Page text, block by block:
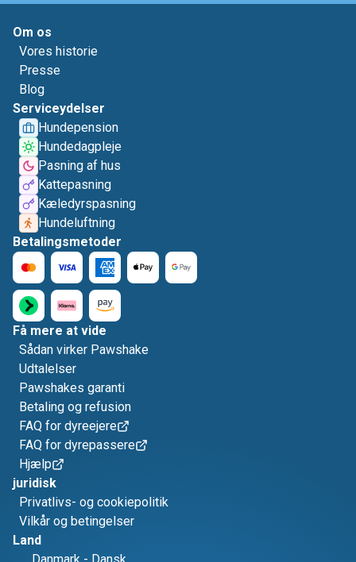
Om os
Vores historie
Presse
Blog
Serviceydelser
Hundepension
Hundedagpleje
Pasning af hus
Kattepasning
Kæledyrspasning
Hundeluftning
Betalingsmetoder
Få mere at vide
Sådan virker Pawshake
Udtalelser
Pawshakes garanti
Betaling og refusion
FAQ for dyreejere
FAQ for dyrepassere
Hjælp
juridisk
Privatlivs- og cookiepolitik
Vilkår og betingelser
Land